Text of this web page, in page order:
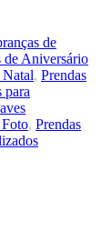
de
de Aniversário
Natal, Prendas
para
, Prendas